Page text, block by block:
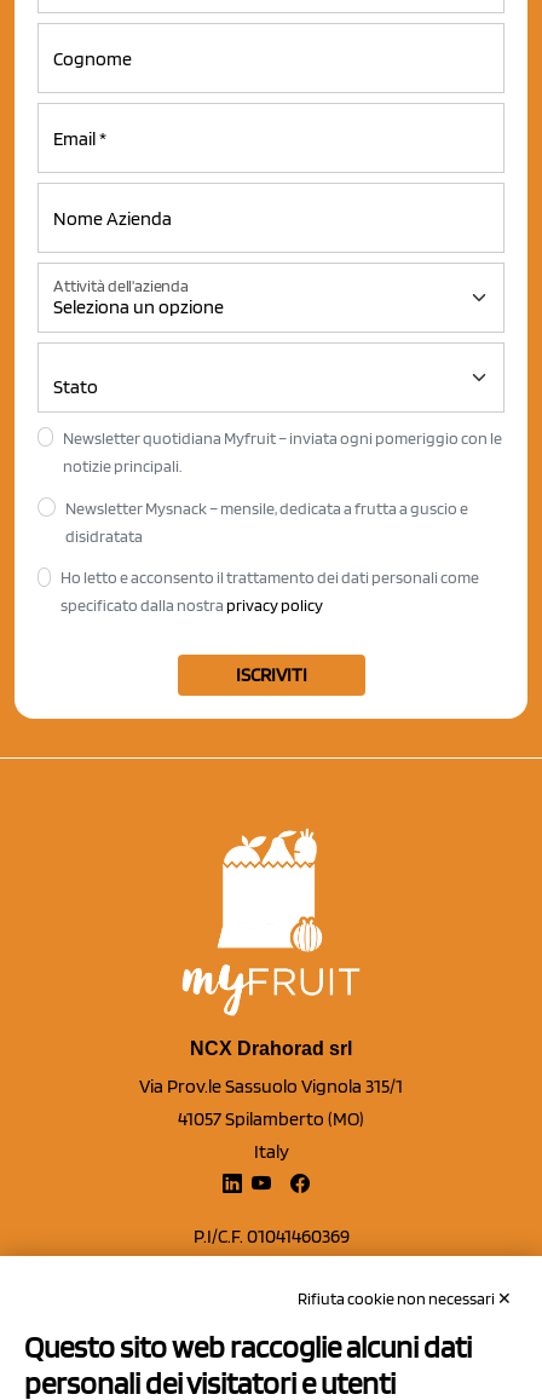
Attività dell'azienda
Newsletter quotidiana Myfruit – inviata ogni pomeriggio con le
notizie principali.
Newsletter Mysnack – mensile, dedicata a frutta a guscio e
disidratata
Ho letto e acconsento il trattamento dei dati personali come
specificato dalla nostra privacy policy
ISCRIVITI
NCX Drahorad srl
Via Prov.le Sassuolo Vignola 315/1
41057 Spilamberto (MO)
Italy
P.I/C.F. 01041460369
Capitale sociale Euro 50.000,00 i.v.
Contatti
Rifiuta cookie non necessari ✕
Questo sito web raccoglie alcuni dati
personali dei visitatori e utenti